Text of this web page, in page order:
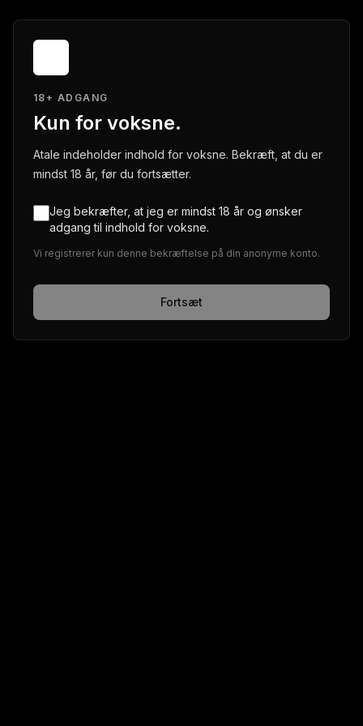
18+ ADGANG
Kun for voksne.
Atale indeholder indhold for voksne. Bekræft, at du er
mindst 18 år, før du fortsætter.
Jeg bekræfter, at jeg er mindst 18 år og ønsker
adgang til indhold for voksne.
Vi registrerer kun denne bekræftelse på din anonyme konto.
Fortsæt